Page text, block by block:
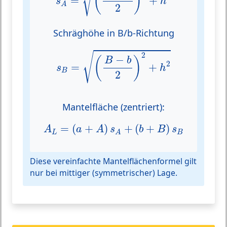
A 2
Schräghöhe in B/b-Richtung
sB = √( B − b
2 ) 2
+ h2
=(B−b2)2+h2
Mantelfläche (zentriert):
AL = (a + A) sA + (b + B) s B
L=( a A) sA ( +B ) B
Diese vereinfachte Mantelflächenformel gilt
nur bei mittiger (symmetrischer) Lage.